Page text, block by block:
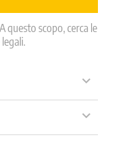
questo scopo, cerca le

